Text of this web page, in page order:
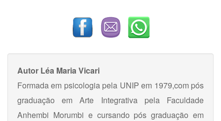
Autor Léa Maria Vicari
Formada em psicologia pela UNIP em 1979,com pós
graduação em Arte Integrativa pela Faculdade
Anhembi Morumbi e cursando pós graduação em